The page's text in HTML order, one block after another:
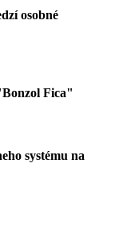
osobné
Fica"
systému na